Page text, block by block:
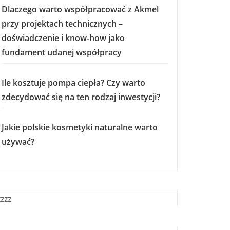
Dlaczego warto współpracować z Akmel
przy projektach technicznych –
doświadczenie i know-how jako
fundament udanej współpracy
Ile kosztuje pompa ciepła? Czy warto
zdecydować się na ten rodzaj inwestycji?
Jakie polskie kosmetyki naturalne warto
używać?